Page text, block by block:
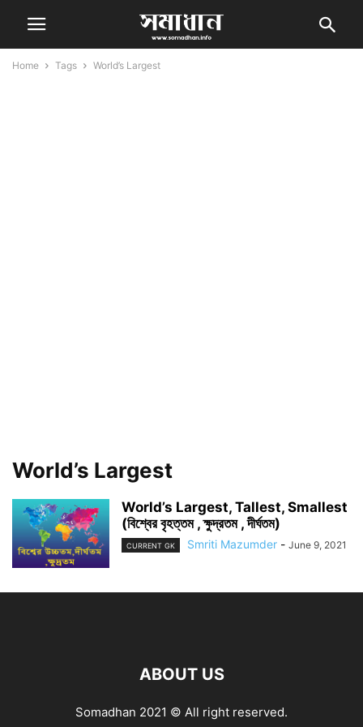
Home Tags World’s Largest
World’s Largest
World’s Largest, Tallest, Smallest
(বিশ্বের বৃহত্তম , ক্ষুদ্রতম , দীর্ঘতম)
CURRENT GK Smriti Mazumder - June 9, 2021
ABOUT US
Somadhan 2021 © All right reserved.